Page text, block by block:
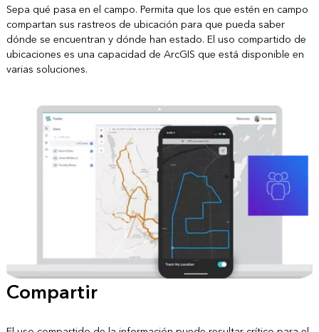
Sepa qué pasa en el campo. Permita que los que estén en campo
compartan sus rastreos de ubicación para que pueda saber
dónde se encuentran y dónde han estado. El uso compartido de
ubicaciones es una capacidad de ArcGIS que está disponible en
varias soluciones.
Compartir